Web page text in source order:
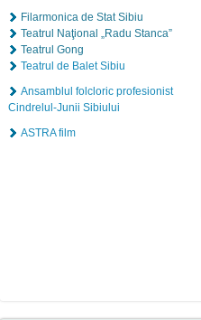
Filarmonica de Stat Sibiu
Teatrul Naţional „Radu Stanca”
Teatrul Gong
Teatrul de Balet Sibiu
Ansamblul folcloric profesionist
Cindrelul-Junii Sibiului
ASTRA film